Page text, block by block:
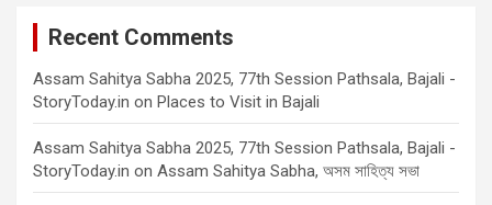
Recent Comments
Assam Sahitya Sabha 2025, 77th Session Pathsala, Bajali -
StoryToday.in on Places to Visit in Bajali
Assam Sahitya Sabha 2025, 77th Session Pathsala, Bajali -
StoryToday.in on Assam Sahitya Sabha, অসম সাহিত্য সভা